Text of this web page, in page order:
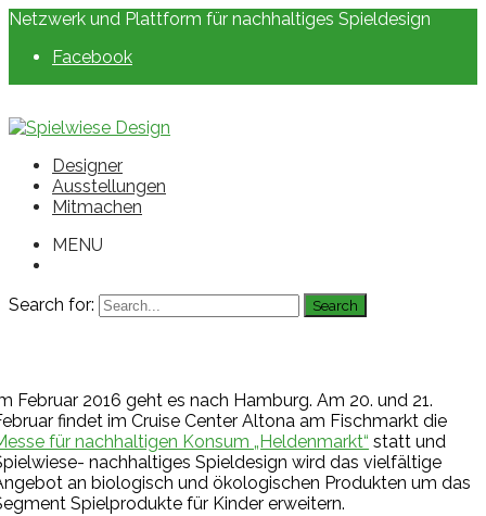
Netzwerk und Plattform für nachhaltiges Spieldesign
Facebook
Designer
Ausstellungen
Mitmachen
MENU
Search for:
Februar 2016 geht es nach Hamburg. Am 20. und 21.
findet im Cruise Center Altona am Fischmarkt die
für nachhaltigen Konsum „Heldenmarkt“ statt und
nachhaltiges Spieldesign wird das vielfältige
an biologisch und ökologischen Produkten um das
Spielprodukte für Kinder erweitern.